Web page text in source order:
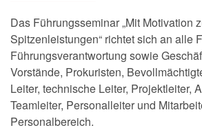
Das Führungsseminar „Mit Motivation
Spitzenleistungen“ richtet sich an alle
Führungsverantwortung sowie
Vorstände, Prokuristen,
Leiter, technische Leiter, Projektleiter,
Teamleiter, Personalleiter und
Personalbereich.